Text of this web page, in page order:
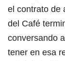
el contrato de
del Café
conversando
tener en esa